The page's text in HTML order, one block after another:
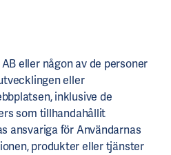
eller någon av de personer
eller
inklusive de
som tillhandahållit
ansvariga för Användarnas
produkter eller tjänster